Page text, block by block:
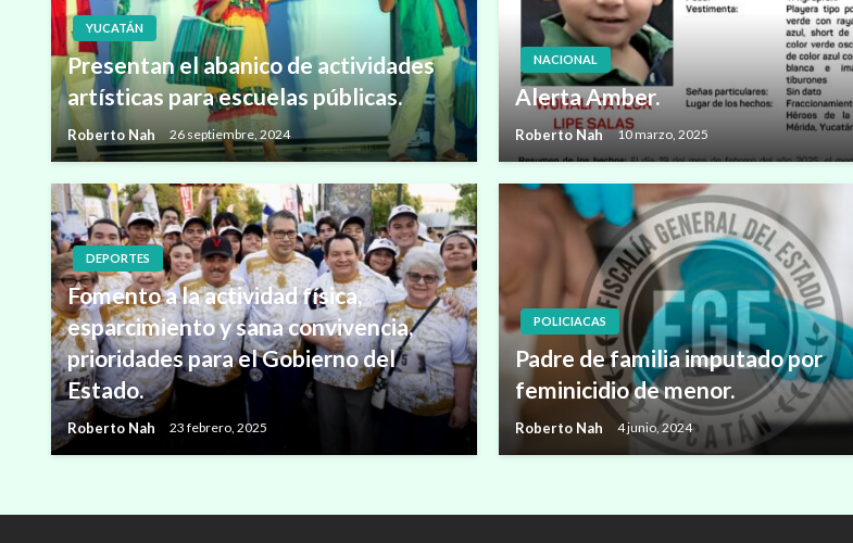
YUCATÁN
Presentan el abanico de actividades
artísticas para escuelas públicas.
Roberto Nah 26 septiembre, 2024
NACIONAL
Alerta Amber.
Roberto Nah 10 marzo, 2025
DEPORTES
Fomento a la actividad física,
esparcimiento y sana convivencia,
prioridades para el Gobierno del
Estado.
Roberto Nah 23 febrero, 2025
POLICIACAS
Padre de familia imputado por
feminicidio de menor.
Roberto Nah 4 junio, 2024